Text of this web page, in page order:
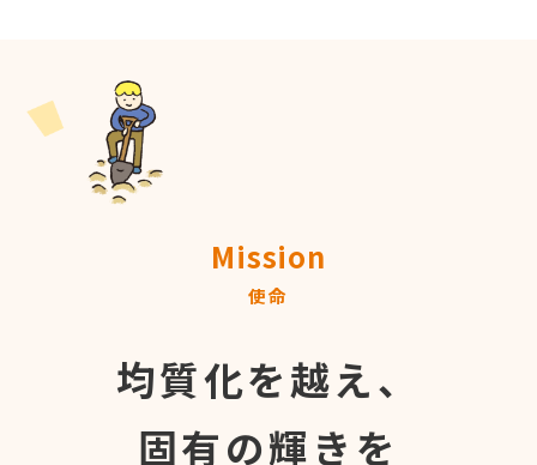
Mission
使命
均質化を越え、
固有の輝きを